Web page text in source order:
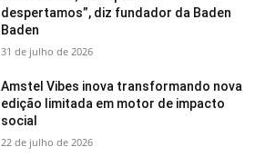
despertamos”, diz fundador da Baden
Baden
31 de julho de 2026
Amstel Vibes inova transformando nova
edição limitada em motor de impacto
social
22 de julho de 2026